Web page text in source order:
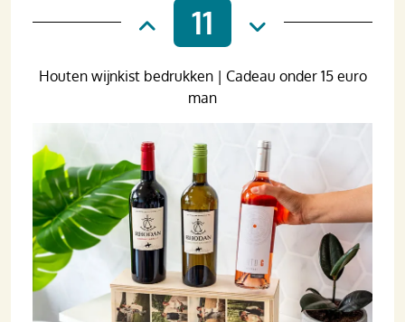
11
Houten wijnkist bedrukken | Cadeau onder 15 euro
man